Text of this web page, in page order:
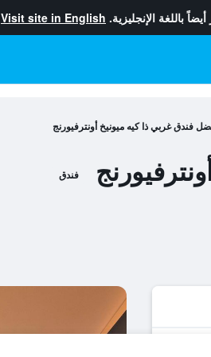
باللغة الإنجليزية. Visit site in English
فندق غربي ذا كيه ميونيخ أونترفيورنج
فندق